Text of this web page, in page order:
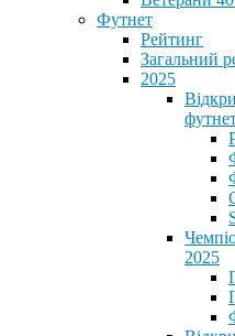
Футнет
Рейтинг
Загальний
2025
2025